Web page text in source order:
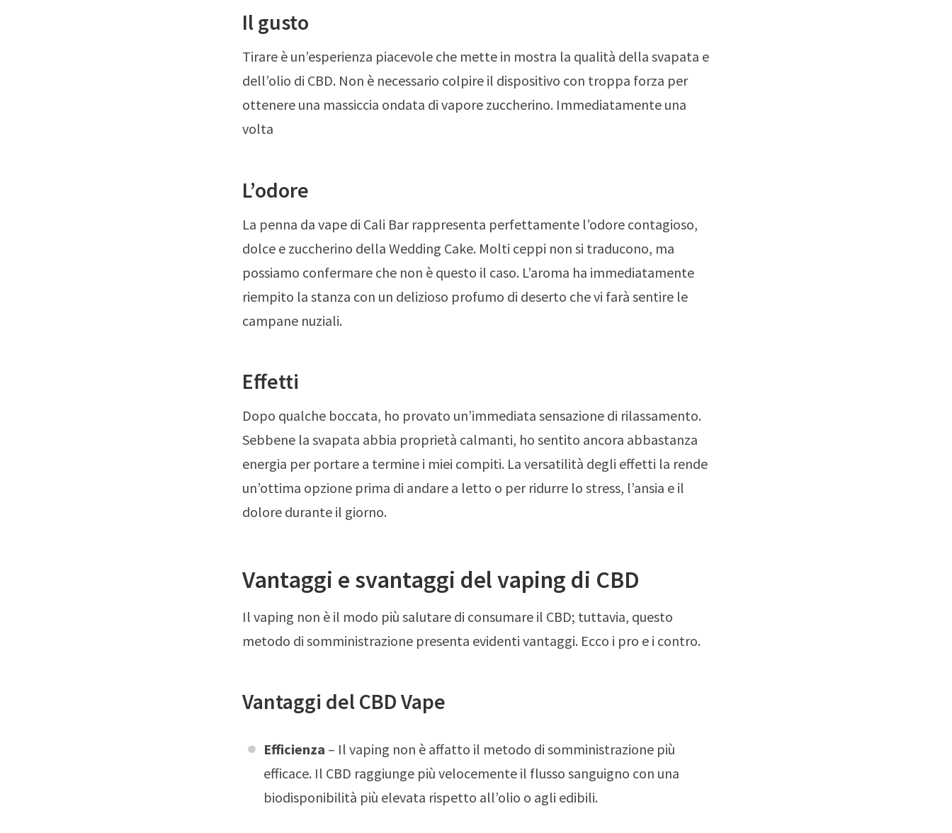
Il gusto
Tirare è un’esperienza piacevole che mette in mostra la qualità della svapata e
dell’olio di CBD. Non è necessario colpire il dispositivo con troppa forza per
ottenere una massiccia ondata di vapore zuccherino. Immediatamente una
volta
L’odore
La penna da vape di Cali Bar rappresenta perfettamente l’odore contagioso,
dolce e zuccherino della Wedding Cake. Molti ceppi non si traducono, ma
possiamo confermare che non è questo il caso. L’aroma ha immediatamente
riempito la stanza con un delizioso profumo di deserto che vi farà sentire le
campane nuziali.
Effetti
Dopo qualche boccata, ho provato un’immediata sensazione di rilassamento.
Sebbene la svapata abbia proprietà calmanti, ho sentito ancora abbastanza
energia per portare a termine i miei compiti. La versatilità degli effetti la rende
un’ottima opzione prima di andare a letto o per ridurre lo stress, l’ansia e il
dolore durante il giorno.
Vantaggi e svantaggi del vaping di CBD
Il vaping non è il modo più salutare di consumare il CBD; tuttavia, questo
metodo di somministrazione presenta evidenti vantaggi. Ecco i pro e i contro.
Vantaggi del CBD Vape
Efficienza – Il vaping non è affatto il metodo di somministrazione più
efficace. Il CBD raggiunge più velocemente il flusso sanguigno con una
biodisponibilità più elevata rispetto all’olio o agli edibili.